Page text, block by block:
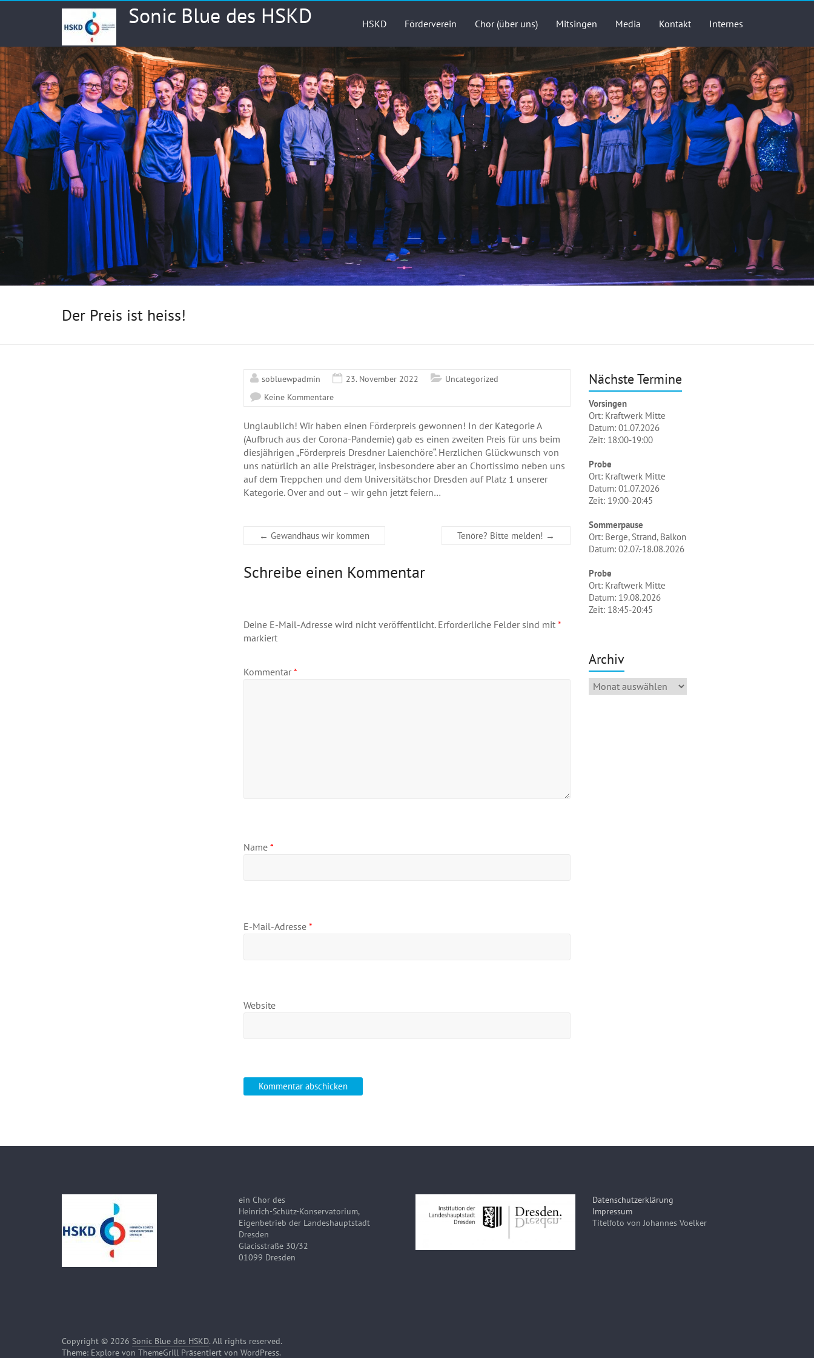
Sonic Blue des HSKD HSKD Förderverein Chor (über uns) Mitsingen Media Kontakt Internes
Der Preis ist heiss!
sobluewpadmin 23. November 2022
Uncategorized
Keine Kommentare
Unglaublich! Wir haben einen Förderpreis gewonnen! In der Kategorie A
(Aufbruch aus der Corona-Pandemie) gab es einen zweiten Preis für uns beim
diesjährigen „Förderpreis Dresdner Laienchöre“. Herzlichen Glückwunsch von
uns natürlich an alle Preisträger, insbesondere aber an Chortissimo neben uns
auf dem Treppchen und dem Universitätschor Dresden auf Platz 1 unserer
Kategorie. Over and out – wir gehn jetzt feiern…
← Gewandhaus wir kommen Tenöre? Bitte melden! →
Schreibe einen Kommentar
Deine E-Mail-Adresse wird nicht veröffentlicht. Erforderliche Felder sind mit *
markiert
Kommentar *
Name *
E-Mail-Adresse *
Website
Nächste Termine
Vorsingen
Ort: Kraftwerk Mitte
Datum: 01.07.2026
Zeit: 18:00-19:00
Probe
Ort: Kraftwerk Mitte
Datum: 01.07.2026
Zeit: 19:00-20:45
Sommerpause
Ort: Berge, Strand, Balkon
Datum: 02.07.-18.08.2026
Probe
Ort: Kraftwerk Mitte
Datum: 19.08.2026
Zeit: 18:45-20:45
Archiv
Archiv
ein Chor des
Heinrich-Schütz-Konservatorium,
Eigenbetrieb der Landeshauptstadt
Dresden
Glacisstraße 30/32
01099 Dresden
Datenschutzerklärung
Impressum
Titelfoto von Johannes Voelker
Copyright © 2026 Sonic Blue des HSKD. All rights reserved.
Theme: Explore von ThemeGrill Präsentiert von WordPress.